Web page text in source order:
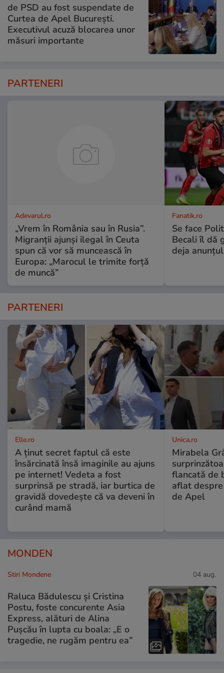
de PSD au fost suspendate de
Curtea de Apel București.
Executivul acuză blocarea unor
măsuri importante
PARTENERI
Adevarul.ro
„Vrem în România sau în Rusia”.
Migranții ajunși ilegal în Ceuta
spun că vor să muncească în
Europa: „Marocul le trimite forță
de muncă”
Fanatik.ro
Se face
Becali îl dă
deja anunțul
PARTENERI
Elle.ro
A ținut secret faptul că este
însărcinată însă imaginile au ajuns
pe internet! Vedeta a fost
surprinsă pe stradă, iar burtica de
gravidă dovedește că va deveni în
curând mamă
Unica.ro
Mirabela
flancată de
aflat
de Apel
MONDEN
Stiri Mondene 04 aug.
Raluca Bădulescu și Cristina
Postu, foste concurente Asia
Express, alături de Alina
Pușcău în lupta cu boala: „E o
tragedie, ne rugăm pentru ea”